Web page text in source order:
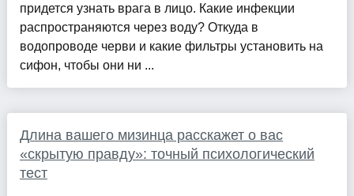
придется узнать врага в лицо. Какие инфекции
распространяются через воду? Откуда в
водопроводе черви и какие фильтры установить на
сифон, чтобы они ни ...
Длина вашего мизинца расскажет о вас
«скрытую правду»: точный психологический
тест